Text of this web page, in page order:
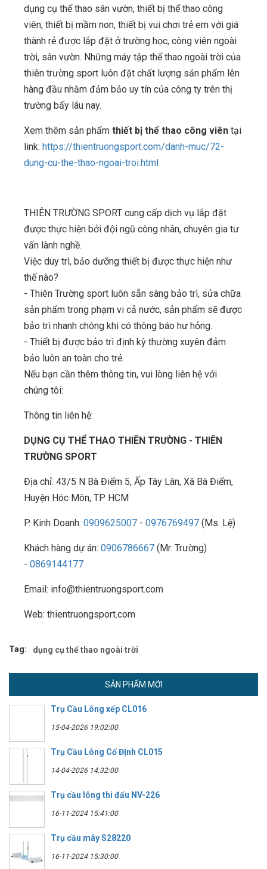
dụng cụ thể thao sân vườn, thiết bị thể thao công
viên, thiết bị mầm non, thiết bị vui chơi trẻ em với giá
thành rẻ được lắp đặt ở trường học, công viên ngoài
trời, sân vườn. Những máy tập thể thao ngoài trời của
thiên trường sport luôn đặt chất lượng sản phẩm lên
hàng đầu nhằm đảm bảo uy tín của công ty trên thị
trường bấy lâu nay.
Xem thêm sản phẩm thiết bị thể thao công viên tại
link: https://thientruongsport.com/danh-muc/72-
dung-cu-the-thao-ngoai-troi.html
THIÊN TRƯỜNG SPORT cung cấp dịch vụ lắp đặt
được thực hiện bởi đội ngũ công nhân, chuyên gia tư
vấn lành nghề.
Việc duy trì, bảo dưỡng thiết bị được thực hiện như
thế nào?
- Thiên Trường sport luôn sẵn sàng bảo trì, sửa chữa
sản phẩm trong phạm vi cả nước, sản phẩm sẽ được
bảo trì nhanh chóng khi có thông báo hư hỏng.
- Thiết bị được bảo trì định kỳ thường xuyên đảm
bảo luôn an toàn cho trẻ.
Nếu bạn cần thêm thông tin, vui lòng liên hệ với
chúng tôi:
Thông tin liên hệ:
DỤNG CỤ THỂ THAO THIÊN TRƯỜNG - THIÊN
TRƯỜNG SPORT
Địa chỉ: 43/5 N Bà Điểm 5, Ấp Tây Lân, Xã Bà Điểm,
Huyện Hóc Môn, TP HCM
P. Kinh Doanh: 0909625007 - 0976769497 (Ms. Lệ)
Khách hàng dự án: 0906786667 (Mr. Trường)
- 0869144177
Email: info@thientruongsport.com
Web: thientruongsport.com
Tag: dụng cụ thể thao ngoài trời
SẢN PHẨM MỚI
Trụ Cầu Lông xếp CL016
15-04-2026 19:02:00
Trụ Cầu Lông Cố ĐỊnh CL015
14-04-2026 14:32:00
Trụ cầu lông thi đấu NV-226
16-11-2024 15:41:00
Trụ cầu mây S28220
16-11-2024 15:30:00